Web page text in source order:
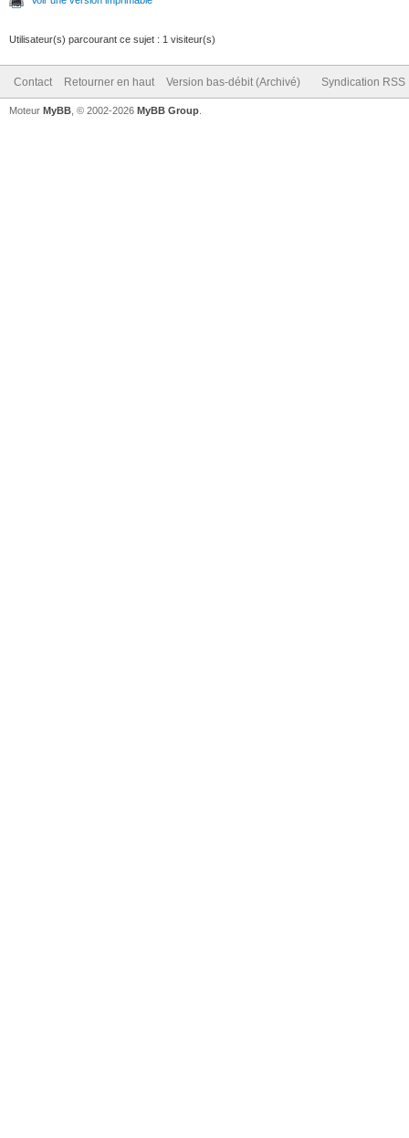
Utilisateur(s) parcourant ce sujet : 1 visiteur(s)
Contact Retourner en haut Version bas-débit (Archivé) Syndication RSS
Moteur MyBB , © 2002-2026 MyBB Group